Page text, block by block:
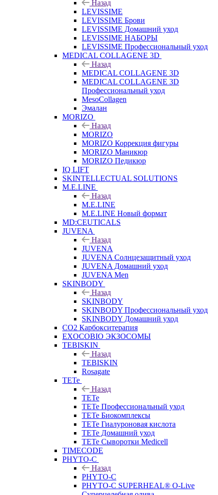
Назад
LEVISSIME
LEVISSIME Брови
LEVISSIME Домашний уход
LEVISSIME НАБОРЫ
LEVISSIME Профессиональный уход
MEDICAL COLLAGENE 3D
Назад
MEDICAL COLLAGENE 3D
MEDICAL COLLAGENE 3D
Профессиональный уход
MesoCollagen
Эмалан
MORIZO
Назад
MORIZO
MORIZO Коррекция фигуры
MORIZO Маникюр
MORIZO Педикюр
IQ LIFT
SKINTELLECTUAL SOLUTIONS
M.E.LINE
Назад
M.E.LINE
M.E.LINE Новый формат
MD:CEUTICALS
JUVENA
Назад
JUVENA
JUVENA Солнцезащитный уход
JUVENA Домашний уход
JUVENA Men
SKINBODY
Назад
SKINBODY
SKINBODY Профессиональный уход
SKINBODY Домашний уход
CO2 Карбокситерапия
EXOCOBIO ЭКЗОСОМЫ
TEBISKIN
Назад
TEBISKIN
Rosagate
TETe
Назад
TETe
TETe Профессиональный уход
TETe Биокомплексы
TETe Гиалуроновая кислота
TETe Домашний уход
TETe Сыворотки Medicell
TIMECODE
PHYTO-C
Назад
PHYTO-C
PHYTO-C SUPERHEAL® O-Live